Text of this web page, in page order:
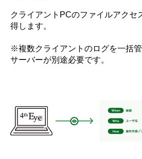
クライアントPCのファイルアクセ
得します。
※複数クライアントのログを一括
サーバーが別途必要です。